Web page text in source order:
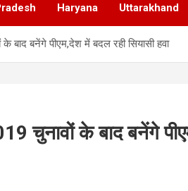
Haryana Uttarakhand
बाद बनेंगे पीएम,देश में बदल रही सियासी हवा
चुनावों के बाद बनेंगे